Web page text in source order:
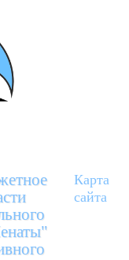
Карта
сайта